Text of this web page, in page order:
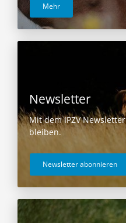
Mehr
Newsletter
Mit dem IPZV
bleiben.
Newsletter abonnieren